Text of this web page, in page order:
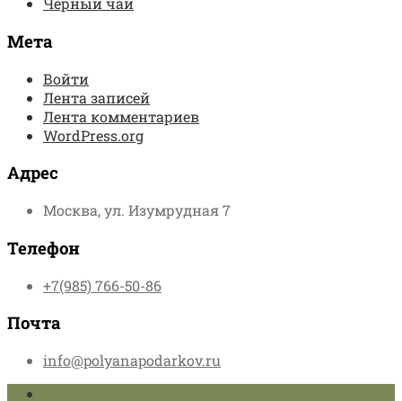
Мета
Войти
Лента записей
Лента комментариев
WordPress.org
Адрес
Москва, ул. Изумрудная 7
Телефон
+7(985) 766-50-86
Почта
info@polyanapodarkov.ru